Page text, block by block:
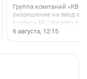
Группа компаний
разрешение на ввод в
корпуса № 2 жилого
Уютный квартал»,
6 августа, 12:15